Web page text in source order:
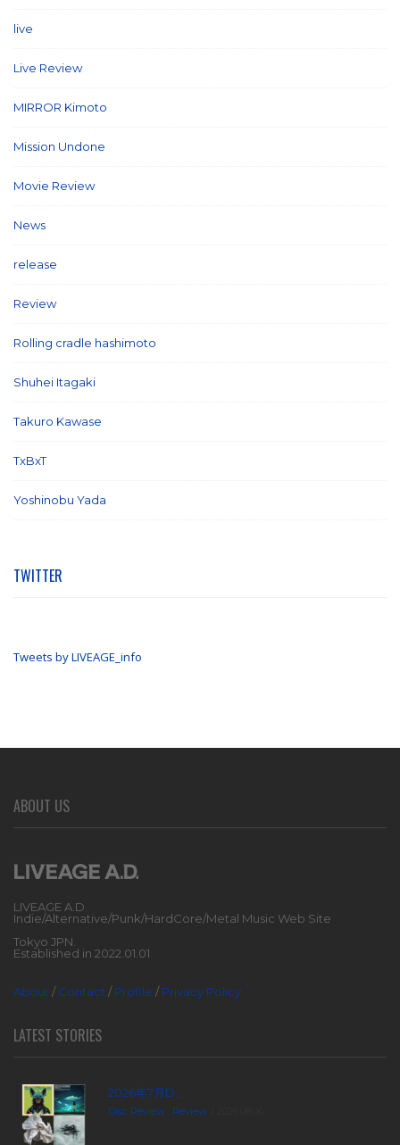
live
Live Review
MIRROR Kimoto
Mission Undone
Movie Review
News
release
Review
Rolling cradle hashimoto
Shuhei Itagaki
Takuro Kawase
TxBxT
Yoshinobu Yada
TWITTER
Tweets by LIVEAGE_info
ABOUT US
LIVEAGE A.D.
Indie/Alternative/Punk/HardCore/Metal Music Web Site
Tokyo JPN.
Established in 2022.01.01
About/Contact/Profile /Privacy Policy
LATEST STORIES
2026年7月D...
Disc Review Review